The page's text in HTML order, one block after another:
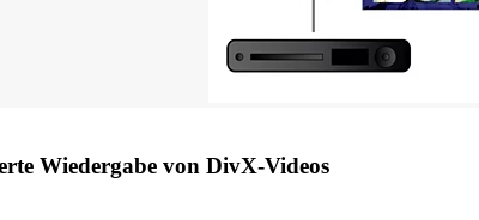
Wiedergabe von DivX-Videos